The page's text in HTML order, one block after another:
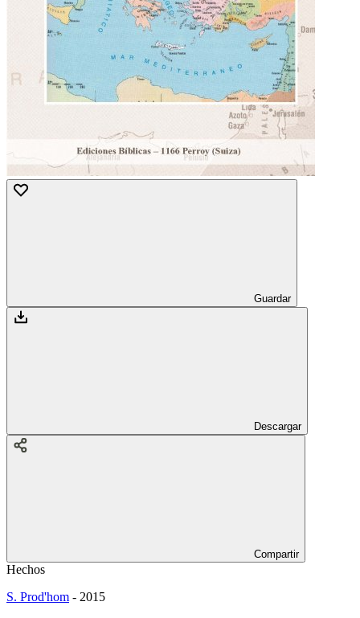
Guardar
Descargar
Compartir
Hechos
S. Prod'hom - 2015